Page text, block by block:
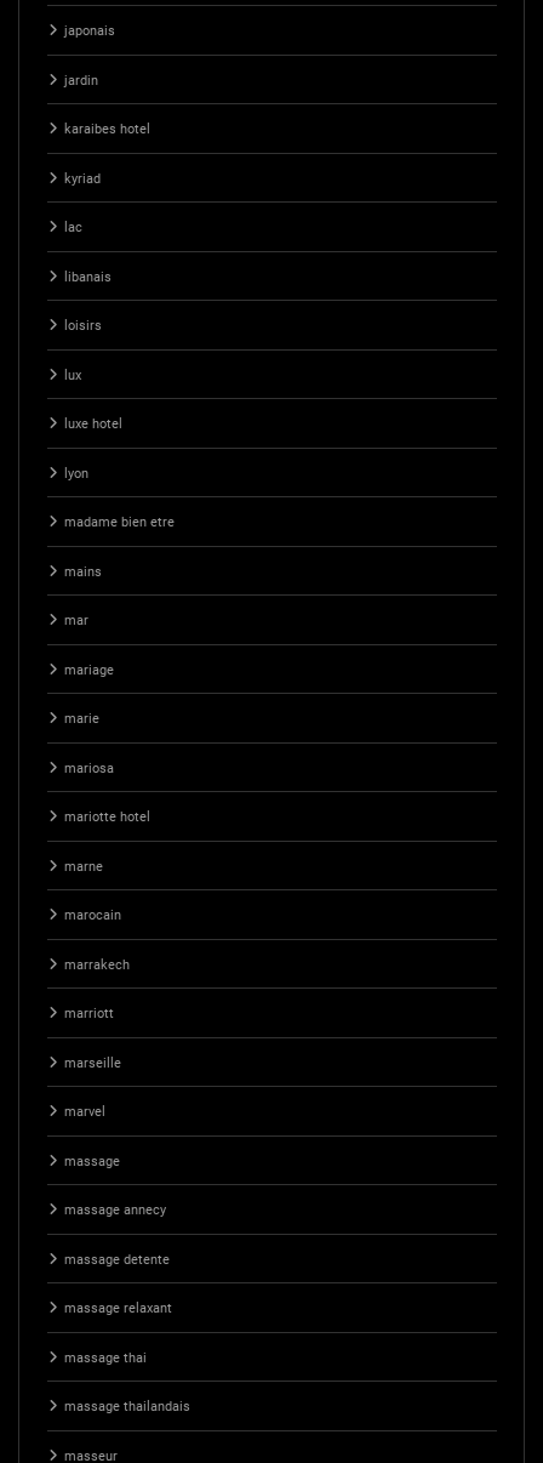
japonais
jardin
karaibes hotel
kyriad
lac
libanais
loisirs
lux
luxe hotel
lyon
madame bien etre
mains
mar
mariage
marie
mariosa
mariotte hotel
marne
marocain
marrakech
marriott
marseille
marvel
massage
massage annecy
massage detente
massage relaxant
massage thai
massage thailandais
masseur